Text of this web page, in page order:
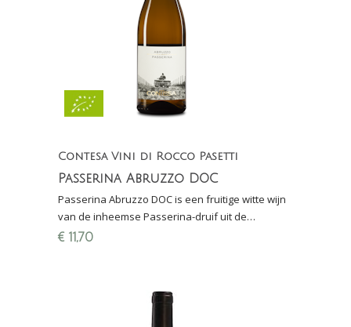
Contesa Vini di Rocco Pasetti
Passerina Abruzzo DOC
Passerina Abruzzo DOC is een fruitige witte wijn
van de inheemse Passerina-druif uit de
Abruzzen (Abruzzo) van het wijnhuis Contesa di
€ 11,70